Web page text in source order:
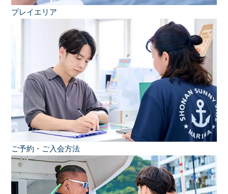
プレイエリア
ご予約・ご入会方法